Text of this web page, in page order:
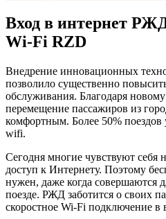
Вход в интернет
Wi-Fi RZD
Внедрение инновационных
позволило существенно
обслуживания. Благодаря
перемещение пассажиров из
комфортным. Более 50%
wifi.
Сегодня многие чувствуют себя
доступ к Интернету. Поэтому
нужен, даже когда совершаются
поезде. РЖД заботится о своих
скоростное Wi-Fi подключение в